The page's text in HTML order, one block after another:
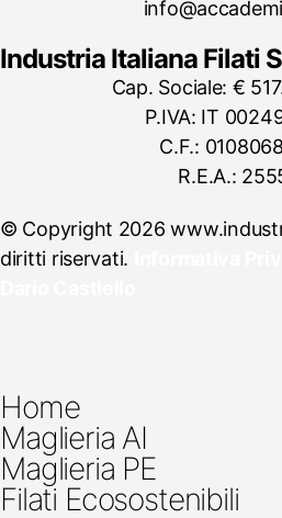
Industria Italiana Filati
Cap. Sociale: €
P.IVA: IT
C.F.:
R.E.A.:
© Copyright 2026
diritti riservati.
Home
Maglieria AI
Maglieria PE
Filati Ecosostenibili